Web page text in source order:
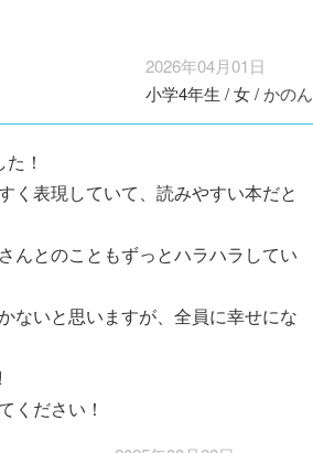
2026年04月01日
小学4年生 /女/かのん
！
く表現していて、読みやすい本だと
んとのこともずっとハラハラしてい
ないと思いますが、全員に幸せにな
ください！